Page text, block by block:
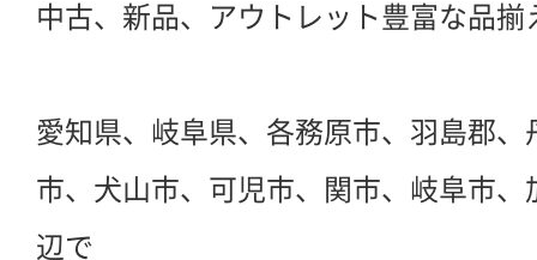
中古、新品、アウトレット豊富な品揃
愛知県、岐阜県、各務原市、羽島郡
市、犬山市、可児市、関市、岐阜市
辺で